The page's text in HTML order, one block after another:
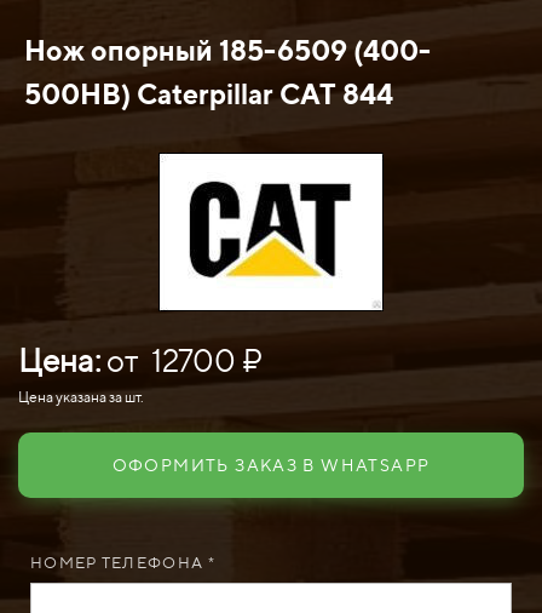
Нож опорный 185-6509 (400-
500HB) Caterpillar САТ 844
Цена:от 12700 ₽
Цена указана за шт.
ОФОРМИТЬ ЗАКАЗ В WHATSAPP
НОМЕР ТЕЛЕФОНА *